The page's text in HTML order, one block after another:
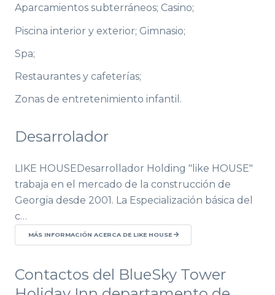
Aparcamientos subterráneos; Casino;
Piscina interior y exterior; Gimnasio;
Spa;
Restaurantes y cafeterías;
Zonas de entretenimiento infantil.
Desarrolador
LIKE HOUSEDesarrollador Holding "like HOUSE"
trabaja en el mercado de la construcción de
Georgia desde 2001. La Especialización básica del
c…
MÁS INFORMACIÓN ACERCA DE LIKE HOUSE
Contactos del BlueSky Tower